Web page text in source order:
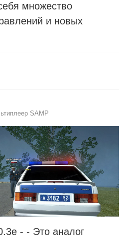
множество
и новых
SAMP
- - Это аналог